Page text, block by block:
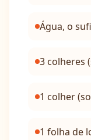
Água, o
3 colheres
1 colher
1 folha de